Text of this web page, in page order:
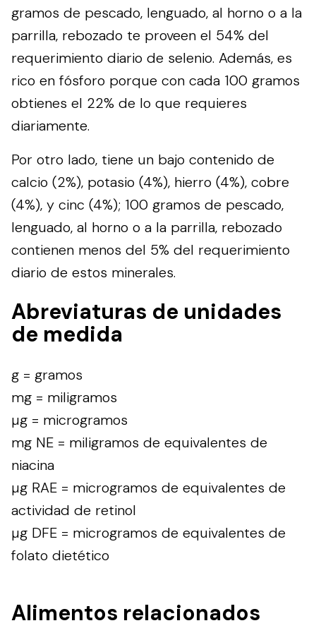
gramos de pescado, lenguado, al horno o a la
parrilla, rebozado te proveen el 54% del
requerimiento diario de selenio. Además, es
rico en fósforo porque con cada 100 gramos
obtienes el 22% de lo que requieres
diariamente.
Por otro lado, tiene un bajo contenido de
calcio (2%), potasio (4%), hierro (4%), cobre
(4%), y cinc (4%); 100 gramos de pescado,
lenguado, al horno o a la parrilla, rebozado
contienen menos del 5% del requerimiento
diario de estos minerales.
Abreviaturas de unidades
de medida
g = gramos
mg = miligramos
µg = microgramos
mg NE = miligramos de equivalentes de
niacina
µg RAE = microgramos de equivalentes de
actividad de retinol
µg DFE = microgramos de equivalentes de
folato dietético
Alimentos relacionados